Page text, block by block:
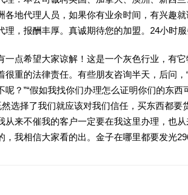
各地代理人员，如果你有业余时间，有兴趣
，报酬丰厚。真诚期待您的加盟。24小时服
一点希望大家谅解！这是一个灰色行业，有
很重的法律责任。有些朋友咨询半天，后问
呢？”“假如我找你们办理怎么证明你们的东西
然选择了我们就应该对我们信任，买东西都要
从来不催我的客户一定要在我这里办理，也
，我相信大家看的出。金子在哪里都要发光